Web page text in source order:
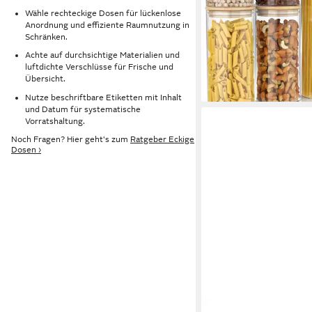
Wähle rechteckige Dosen für lückenlose
Anordnung und effiziente Raumnutzung in
Schränken.
Achte auf durchsichtige Materialien und
luftdichte Verschlüsse für Frische und
Übersicht.
Nutze beschriftbare Etiketten mit Inhalt
und Datum für systematische
Vorratshaltung.
Noch Fragen? Hier geht's zum Ratgeber Eckige
Dosen ›
Borosilikat,
Borosilikatglas;
(Vorratsbehälter-Set,
Hitzebeständig,
luftdicht,
39,95 € UVP69,99 €
-43%
lieferbar - in 2-3